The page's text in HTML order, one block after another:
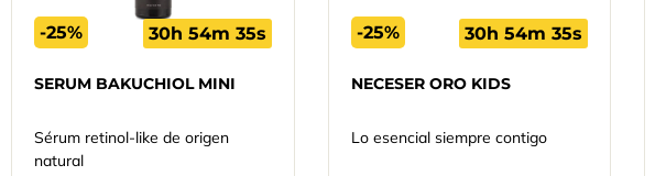
-25% 30h 54m 34s
SERUM BAKUCHIOL MINI
Sérum retinol-like de origen
natural
-25% 30h 54m 34s
NECESER ORO KIDS
Lo esencial siempre contigo